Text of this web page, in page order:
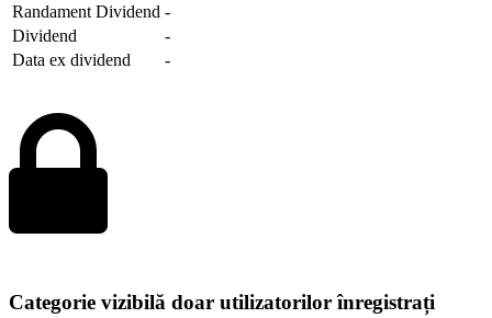
Randament Dividend -
Dividend
-
Data ex dividend
-
Categorie vizibilă doar utilizatorilor înregistrați